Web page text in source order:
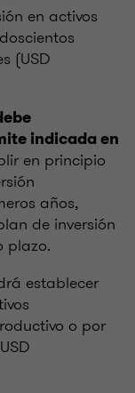
en activos
(USD
indicada en
en principio
años,
de inversión
plazo.
establecer
o por